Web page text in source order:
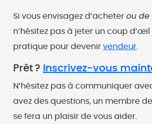
Si vous envisagez d’acheter ou de
n’hésitez pas à jeter un coup
pratique pour devenir vendeur
Prêt ? Inscrivez-vous
N’hésitez pas à communiquer
avez des questions, un membre
se fera un plaisir de vous aider.